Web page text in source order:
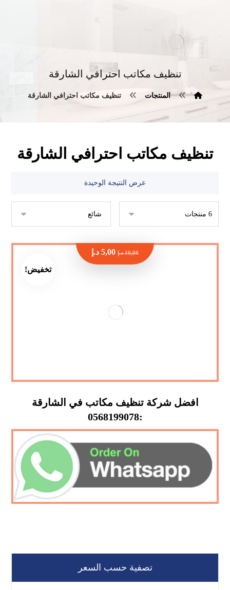
تنظيف مكاتب احترافي الشارقة
المنتجات تنظيف مكاتب احترافي الشارقة
تنظيف مكاتب احترافي الشارقة
عرض النتيجة الوحيدة
تخفيض!
افضل شركة تنظيف مكاتب في الشارقة
:0568199078
10,00 د.إ 5,00 د.إ
تصفية حسب السعر